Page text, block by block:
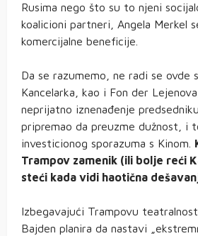
Rusima nego što su to njeni
koalicioni partneri, Angela Merkel
komercijalne beneficije.
Da se razumemo, ne radi se ovde
Kancelarka, kao i Fon der
neprijatno iznenađenje
pripremao da preuzme dužnost, i
investicionog sporazuma s Kinom.
Trampov zamenik (ili bolje reći
steći kada vidi haotična
Izbegavajući Trampovu teatralnost
Bajden planira da nastavi